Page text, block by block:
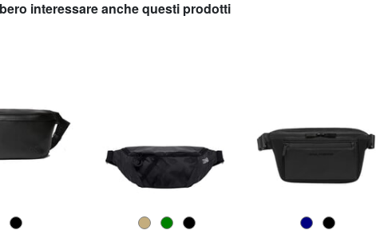
interessare anche questi prodotti